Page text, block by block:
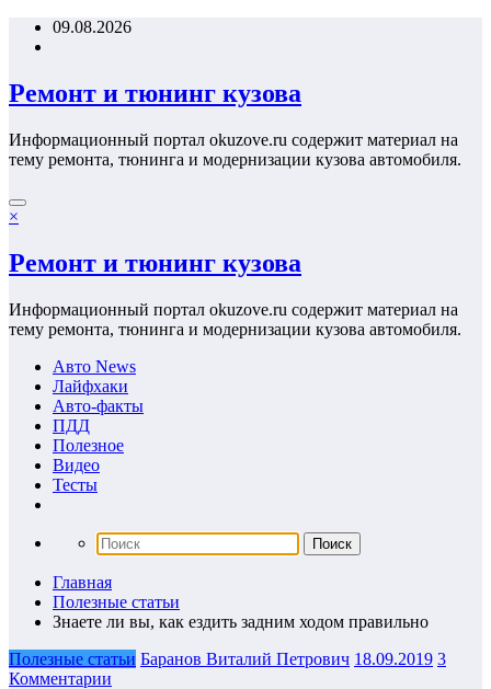
Перейти09.08.2026
Ремонт и тюнинг кузова
Информационный портал okuzove.ru содержит материал на
тему ремонта, тюнинга и модернизации кузова автомобиля.
×
Ремонт и тюнинг кузова
Информационный портал okuzove.ru содержит материал на
тему ремонта, тюнинга и модернизации кузова автомобиля.
Авто News
Лайфхаки
Авто-факты
ПДД
Полезное
Видео
Тесты
Главная
Полезные статьи
Знаете ли вы, как ездить задним ходом правильно
Полезные статьи Баранов Виталий Петрович 18.09.2019 3
Комментарии